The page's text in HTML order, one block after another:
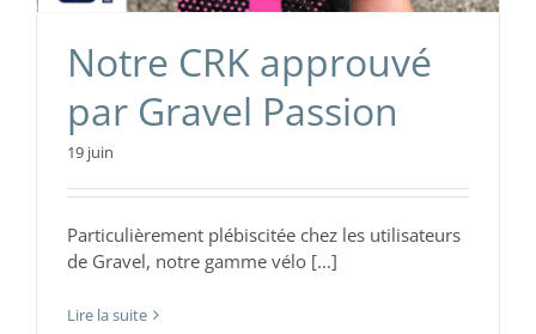
Notre CRK approuvé
par Gravel Passion
19 juin
Particulièrement plébiscitée chez les utilisateurs
de Gravel, notre gamme vélo [...]
Lire la suite